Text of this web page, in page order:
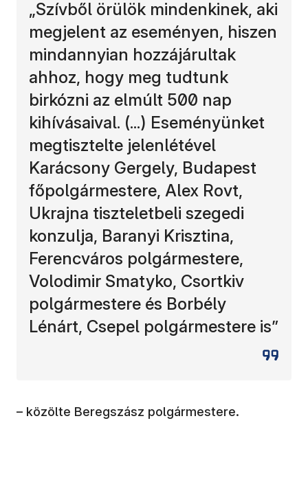
„Szívből örülök mindenkinek, aki
megjelent az eseményen, hiszen
mindannyian hozzájárultak
ahhoz, hogy meg tudtunk
birkózni az elmúlt 500 nap
kihívásaival. (...) Eseményünket
megtisztelte jelenlétével
Karácsony Gergely, Budapest
főpolgármestere, Alex Rovt,
Ukrajna tiszteletbeli szegedi
konzulja, Baranyi Krisztina,
Ferencváros polgármestere,
Volodimir Smatyko, Csortkiv
polgármestere és Borbély
Lénárt, Csepel polgármestere is”
– közölte Beregszász polgármestere.